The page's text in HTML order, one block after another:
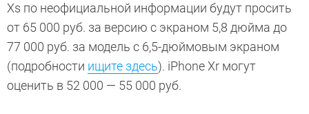
Xs по неофициальной информации будут просить
от 65 000 руб. за версию с экраном 5,8 дюйма до
77 000 руб. за модель с 6,5-дюймовым экраном
(подробности ищите здесь). iPhone Xr могут
оценить в 52 000 — 55 000 руб.